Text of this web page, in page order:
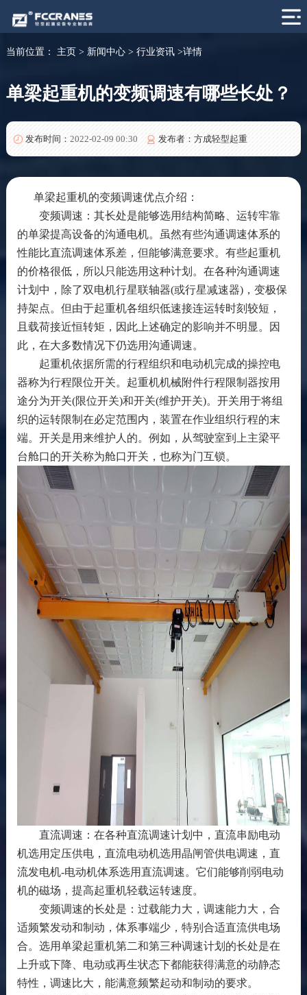
当前位置： 主页 > 新闻中心> 行业资讯>详情
单梁起重机的变频调速有哪些长处？
发布时间： 2022-02-09 00:30 发布者：方成轻型起重
单梁起重机的变频调速优点介绍：
变频调速：其长处是能够选用结构简略、运转牢靠
的单梁提高设备的沟通电机。虽然有些沟通调速体系的
性能比直流调速体系差，但能够满意要求。有些起重机
的价格很低，所以只能选用这种计划。在各种沟通调速
计划中，除了双电机行星联轴器(或行星减速器)，变极保
持架点。但由于起重机各组织低速接连运转时刻较短，
且载荷接近恒转矩，因此上述确定的影响并不明显。因
此，在大多数情况下仍选用沟通调速。
起重机依据所需的行程组织和电动机完成的操控电
器称为行程限位开关。起重机机械附件行程限制器按用
途分为开关(限位开关)和开关(维护开关)。开关用于将组
织的运转限制在必定范围内，装置在作业组织行程的末
端。开关是用来维护人的。例如，从驾驶室到上主梁平
台舱口的开关称为舱口开关，也称为门互锁。
直流调速：在各种直流调速计划中，直流串励电动
机选用定压供电，直流电动机选用晶闸管供电调速，直
流发电机-电动机体系选用直流调速。它们能够削弱电动
机的磁场，提高起重机轻载运转速度。
变频调速的长处是：过载能力大，调速能力大，合
适频繁发动和制动，体系事端少，特别合适直流供电场
合。选用单梁起重机第二和第三种调速计划的长处是在
上升或下降、电动或再生状态下都能获得满意的动静态
特性，调速比大，能满意频繁起动和制动的要求。